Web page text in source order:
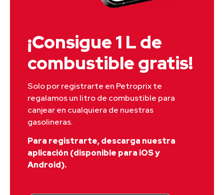
¡Consigue 1 L de
combustible gratis!
Solo por registrarte en Petroprix te
regalamos un litro de combustible para
canjear en cualquiera de nuestras
gasolineras.
Para registrarte, descarga nuestra
aplicación (disponible para iOS y
Android).